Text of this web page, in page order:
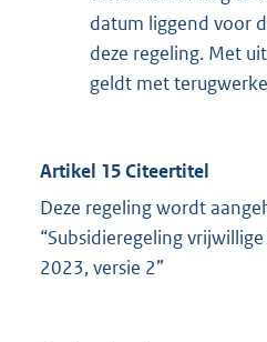
datum liggend voor
deze regeling. Met
geldt met
Artikel 15 Citeertitel
Deze regeling wordt
“Subsidieregeling
2023, versie 2”